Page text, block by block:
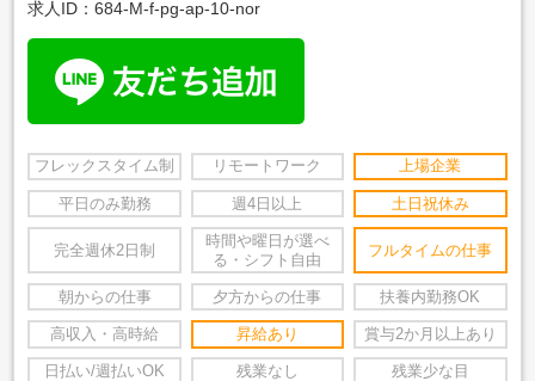
求人ID：684-M-f-pg-ap-10-nor
フレックスタイム制 リモートワーク 上場企業
平日のみ勤務 週4日以上 土日祝休み
完全週休2日制
時間や曜日が選べ
る・シフト自由
フルタイムの仕事
朝からの仕事 夕方からの仕事 扶養内勤務OK
高収入・高時給 昇給あり 賞与2か月以上あり
日払い/週払いOK 残業なし 残業少な目